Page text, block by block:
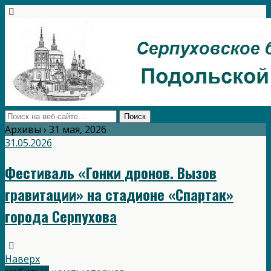
Архивы › 31 мая, 2026
31.05.2026
Фестиваль «Гонки дронов. Вызов
гравитации» на стадионе «Спартак»
города Серпухова
Наверх